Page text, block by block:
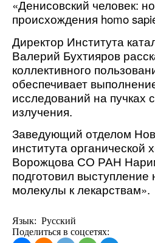
«Денисовский человек:
происхождения homo
Директор Института
Валерий Бухтияров
коллективного
обеспечивает
исследований на пучках
излучения.
Заведующий отделом
института
Ворожцова СО РАН
подготовил
молекулы к лекарствам».
Язык: Русский
Поделиться в соцсетях: